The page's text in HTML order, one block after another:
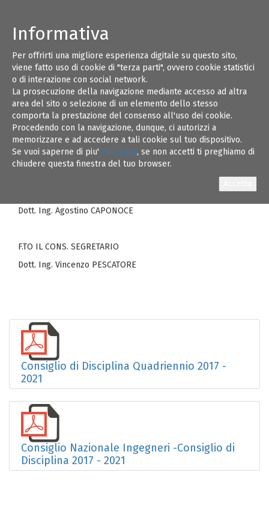
Informativa
Per offrirti una migliore esperienza digitale su questo sito,
viene fatto uso di cookie di "terza parti", ovvero cookie statistici
o di interazione con social network.
La prosecuzione della navigazione mediante accesso ad altra
area del sito o selezione di un elemento dello stesso
comporta la prestazione del consenso all'uso dei cookie.
Procedendo con la navigazione, dunque, ci autorizzi a
memorizzare e ad accedere a tali cookie sul tuo dispositivo.
Se vuoi saperne di piu' clicca qui, se non accetti ti preghiamo di
chiudere questa finestra del tuo browser.
13
OTT 17
sI PUBBLICANO DI SEGUITO:
- Nota prot.n. 1210 indirizzata al Consiglio
Nazionale degli Ingegneri ed ai Componenti il
Consiglio di Disciplina
- Composizione del Nuovo Consiglio
Territoriale di Disciplina - Quadriennio 2017 - 2021 come da
Decreti del Presidente del Tribunale prot.lli nn. 1770 del
4.10.2017 e n. 1885 del 13.10.2017
Dott. Ing. Agostino CAPONOCE
F.TO IL CONS. SEGRETARIO
Dott. Ing. Vincenzo PESCATORE
Consiglio di Disciplina Quadriennio 2017 -
2021
Consiglio Nazionale Ingegneri -Consiglio di
Disciplina 2017 - 2021